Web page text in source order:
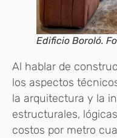
Edificio Boroló.
Al hablar de
los aspectos
la arquitectura y la
estructurales,
costos por metro